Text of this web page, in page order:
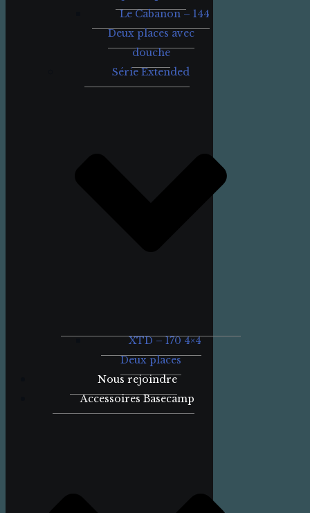
Le Cabanon – 144
Deux places avec
douche
Série Extended
XTD – 170 4×4
Deux places
Nous rejoindre
Accessoires Basecamp